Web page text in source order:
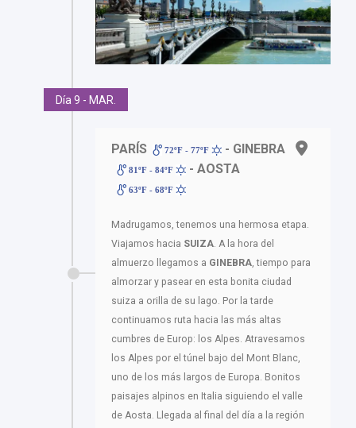
Día 9 - MAR.
PARÍS 72ºF - 77ºF - GINEBRA
81ºF - 84ºF - AOSTA
63ºF - 68ºF
Madrugamos, tenemos una hermosa etapa.
Viajamos hacia SUIZA. A la hora del
almuerzo llegamos a GINEBRA, tiempo para
almorzar y pasear en esta bonita ciudad
suiza a orilla de su lago. Por la tarde
continuamos ruta hacia las más altas
cumbres de Europ: los Alpes. Atravesamos
los Alpes por el túnel bajo del Mont Blanc,
uno de los más largos de Europa. Bonitos
paisajes alpinos en Italia siguiendo el valle
de Aosta. Llegada al final del día a la región